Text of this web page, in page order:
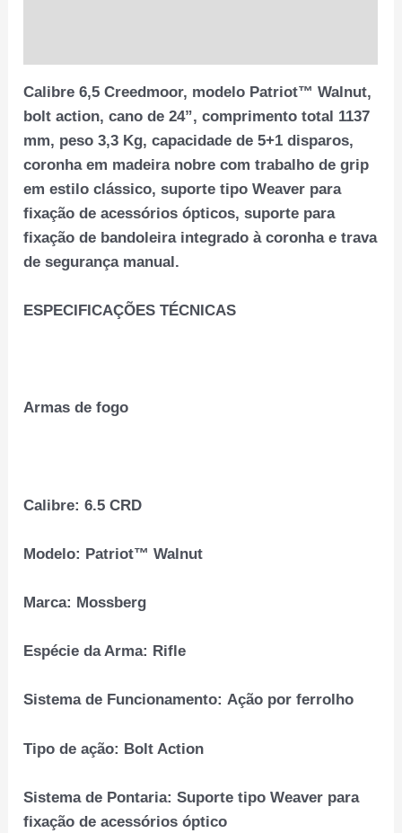
Calibre 6,5 Creedmoor, modelo Patriot™ Walnut,
bolt action, cano de 24”, comprimento total 1137
mm, peso 3,3 Kg, capacidade de 5+1 disparos,
coronha em madeira nobre com trabalho de grip
em estilo clássico, suporte tipo Weaver para
fixação de acessórios ópticos, suporte para
fixação de bandoleira integrado à coronha e trava
de segurança manual.
ESPECIFICAÇÕES TÉCNICAS
Armas de fogo
Calibre:6.5 CRD
Modelo: Patriot™ Walnut
Marca: Mossberg
Espécie da Arma: Rifle
Sistema de Funcionamento:Ação por ferrolho
Tipo de ação: Bolt Action
Sistema de Pontaria:Suporte tipo Weaver para
fixação de acessórios óptico